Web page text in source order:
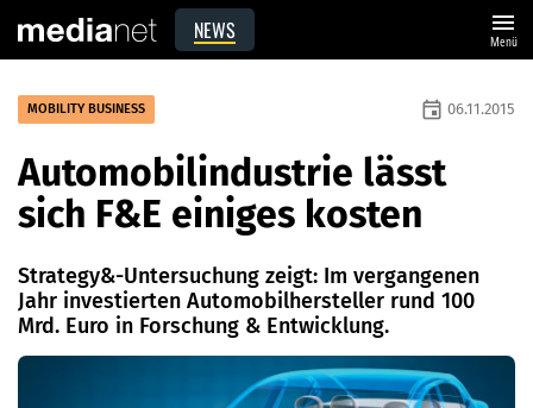
NEWS menu
Menü
MOBILITY BUSINESS event 06.11.2015
Automobilindustrie lässt
sich F&E einiges kosten
Strategy&-Untersuchung zeigt: Im vergangenen
Jahr investierten ­Automobilhersteller rund 100
Mrd. Euro in Forschung & Entwicklung.